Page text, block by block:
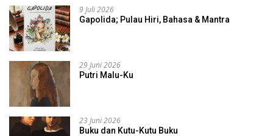
9 Juli 2026
Gapolida; Pulau Hiri, Bahasa & Mantra
29 Juni 2026
Putri Malu-Ku
23 Juni 2026
Buku dan Kutu-Kutu Buku